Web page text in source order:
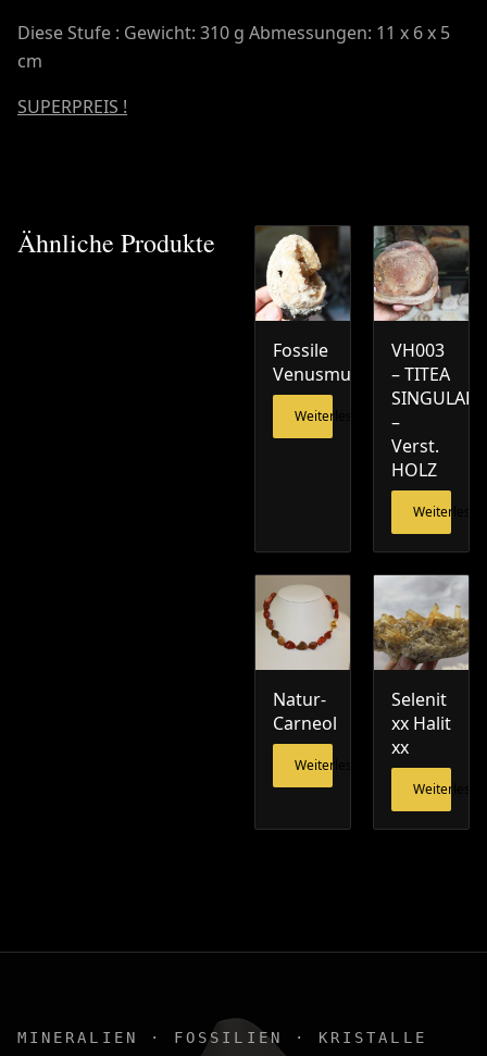
Diese Stufe : Gewicht: 310 g Abmessungen: 11 x 6 x 5
cm
SUPERPREIS !
Ähnliche Produkte
Fossile
Venusmuschel
Weiterlesen
VH003
– TITEA
–
Verst.
HOLZ
Weiterlesen
Natur-
Carneol
Weiterlesen
Selenit
xx Halit
xx
Weiterlesen
MINERALIEN · FOSSILIEN · KRISTALLE